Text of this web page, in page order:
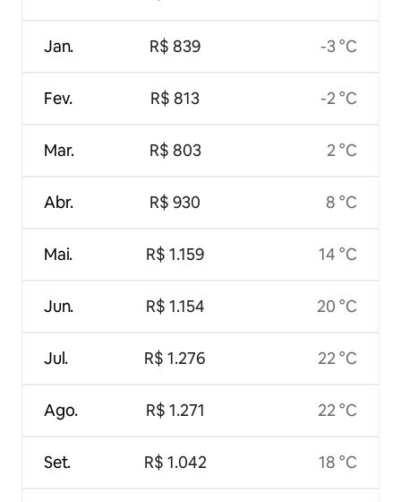
Jan.
Fev.
Mar.
Abr.
Mai.
Jun.
Jul.
Ago.
Set.
R$ 839
R$ 813
R$ 803
R$ 930
R$ 1.159
R$ 1.154
R$ 1.276
R$ 1.271
R$ 1.042
-3 °C
-2 °C
2 °C
8 °C
14 °C
20 °C
22 °C
22 °C
18 °C